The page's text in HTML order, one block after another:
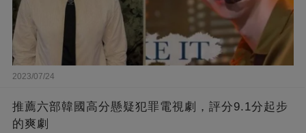
2023/07/24
推薦六部韓國高分懸疑犯罪電視劇，評分9.1分起步
的爽劇